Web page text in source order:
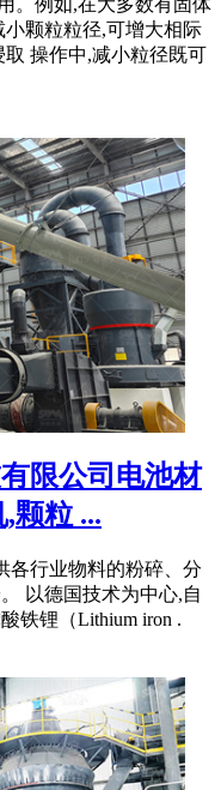
。例如,在大多数有固体
颗粒粒径,可增大相际
操作中,减小粒径既可
限公司电池材
颗粒 ...
各行业物料的粉碎、分
以德国技术为中心,自
铁锂（Lithium iron .